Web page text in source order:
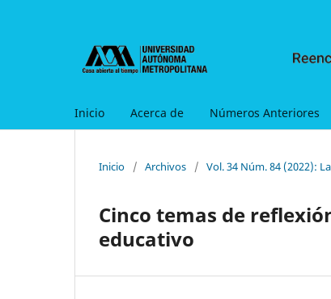
Inicio Acerca de Números Anteriores
Inicio / Archivos / Vol. 34 Núm. 84 (2022):
Cinco temas de
educativo